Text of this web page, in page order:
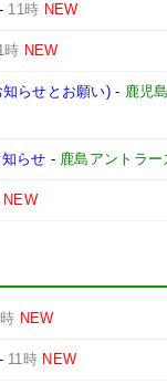
- 11時 NEW
時 NEW
らせとお願い)- 鹿児
らせ - 鹿島アントラー
NEW
NEW
- 11時 NEW